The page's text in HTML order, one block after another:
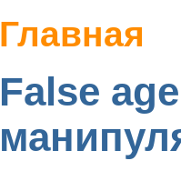
Вы здесь
Главная
False